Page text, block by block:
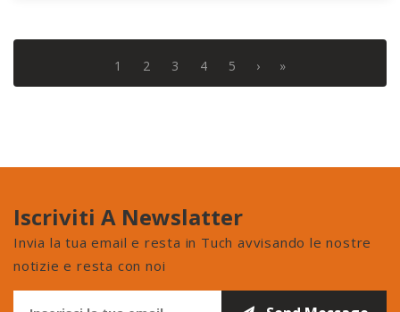
1 2 3 4 5 › »
Iscriviti A Newslatter
Invia la tua email e resta in Tuch avvisando le nostre
notizie e resta con noi